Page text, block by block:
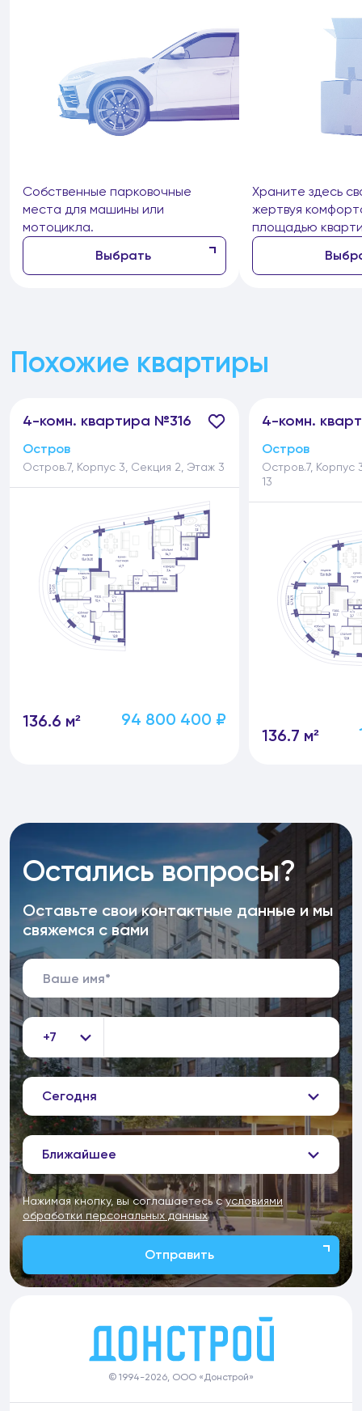
Собственные парковочные
места для машины или
мотоцикла.
Выбрать
Храните здесь
жертвуя
площадью
Похожие квартиры
4-комн. квартира №316
Остров
Остров.7, Корпус 3, Секция 2, Этаж 3
136.6 м² 94 800 400 ₽
4-комн.
Остров
Остров.7, Корпус
13
136.7 м²
Остались вопросы?
Оставьте свои контактные данные и мы
свяжемся с вами
+7
Сегодня
Ближайшее
Нажимая кнопку, вы соглашаетесь сусловиями
обработки персональных данных
Отправить
© 1994-2026, ООО «Донстрой»